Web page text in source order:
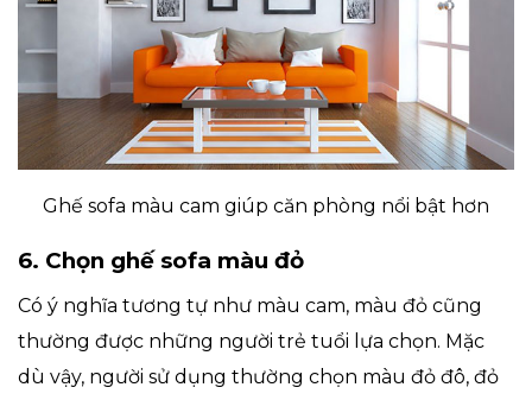
Ghế sofa màu cam giúp căn phòng nổi bật hơn
6. Chọn ghế sofa màu đỏ
Có ý nghĩa tương tự như màu cam, màu đỏ cũng
thường được những người trẻ tuổi lựa chọn. Mặc
dù vậy, người sử dụng thường chọn màu đỏ đô, đỏ